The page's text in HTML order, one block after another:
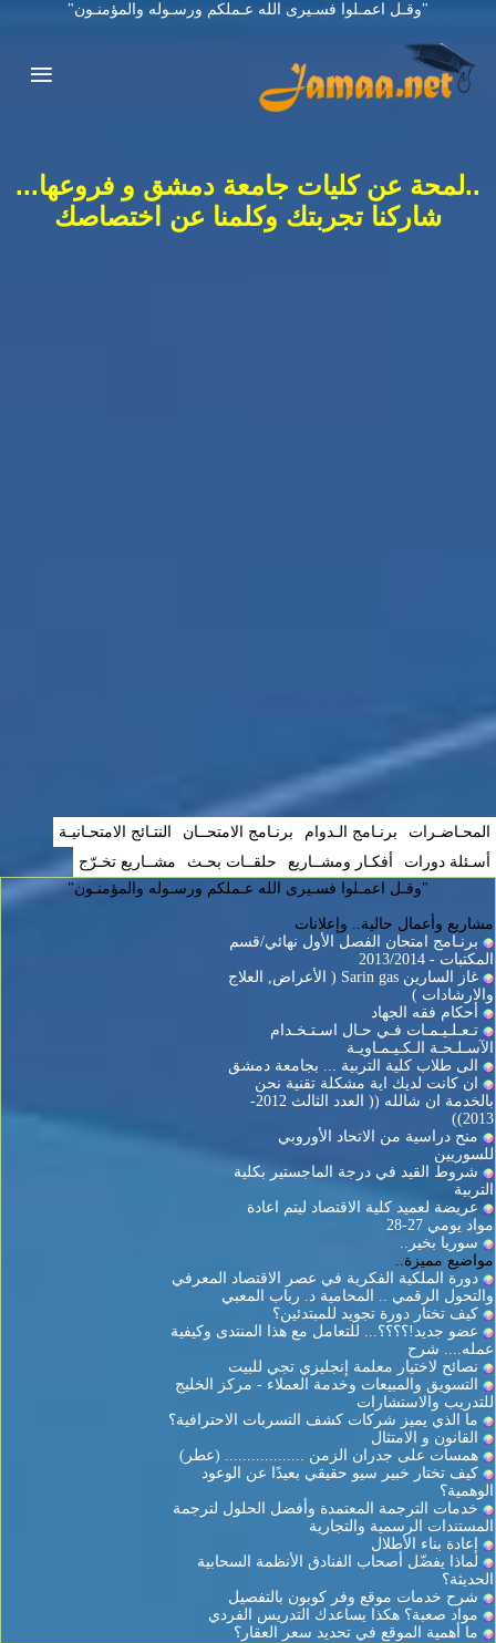
"وقـل اعمـلوا فسـيرى الله عـملكم ورسـوله والمؤمنـون"
..لمحة عن كليات جامعة دمشق و فروعها...
شاركنا تجربتك وكلمنا عن اختصاصك
المحـاضـرات برنـامج الـدوام برنـامج الامتحــان
النتـائج الامتحـانيـة
أسـئلة دورات
أفكـار ومشــاريع حلقــات بحـث
مشــاريع تخـرّج
"وقـل اعمـلوا فسـيرى الله عـملكم ورسـوله والمؤمنـون"
مشاريع وأعمال حالية.. وإعلانات
برنـامج امتحان الفصل الأول نهائي/قسم
المكتبات - 2013/2014
غاز السارين Sarin gas ( الأعراض, العلاج
والارشادات )
أحكام فقه الجهاد
تـعـلـيـمـات فـي حـال اسـتـخـدام
الآسـلـحـة الـكـيـمـاويـة
الى طلاب كلية التربية ... بجامعة دمشق
ان كانت لديك اية مشكلة تقنية نحن
بالخدمة ان شالله (( العدد الثالث 2012-
2013))
منح دراسية من الاتحاد الأوروبي
للسوريين
شروط القيد في درجة الماجستير بكلية
التربية
عريضة لعميد كلية الاقتصاد ليتم اعادة
مواد يومي 27-28
سوريا بخير..
مواضيع مميزة..
دورة الملكية الفكرية في عصر الاقتصاد المعرفي
والتحول الرقمي .. المحامية د. رباب المعبي
كيف تختار دورة تجويد للمبتدئين؟
عضو جديد!؟؟؟؟... للتعامل مع هذا المنتدى وكيفية
عمله.... شرح
نصائح لاختيار معلمة إنجليزي تجي للبيت
التسويق والمبيعات وخدمة العملاء - مركز الخليج
للتدريب والاستشارات
ما الذي يميز شركات كشف التسربات الاحترافية؟
القانون و الامتثال
همسات على جدران الزمن .................. (عطر)
كيف تختار خبير سيو حقيقي بعيدًا عن الوعود
الوهمية؟
خدمات الترجمة المعتمدة وأفضل الحلول لترجمة
المستندات الرسمية والتجارية
إعادة بناء الأطلال
لماذا يفضّل أصحاب الفنادق الأنظمة السحابية
الحديثة؟
شرح خدمات موقع وفر كوبون بالتفصيل
مواد صعبة؟ هكذا يساعدك التدريس الفردي
ما أهمية الموقع في تحديد سعر العقار؟